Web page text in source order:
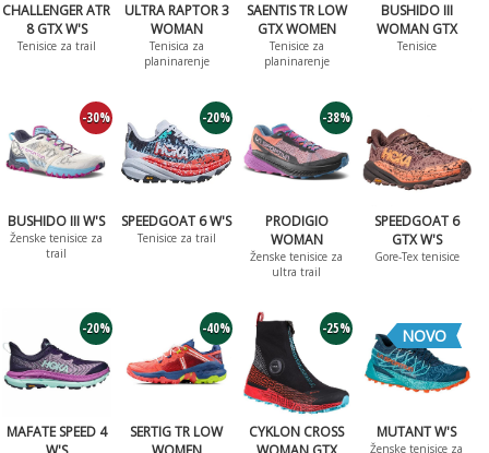
CHALLENGER ATR
8 GTX W'S
Tenisice za trail
ULTRA RAPTOR 3
WOMAN
Tenisica za
planinarenje
SAENTIS TR LOW
GTX WOMEN
Tenisice za
planinarenje
BUSHIDO III
WOMAN GTX
Tenisice
-30%
BUSHIDO III W'S
Ženske tenisice za
trail
-20%
SPEEDGOAT 6 W'S
Tenisice za trail
-38%
PRODIGIO
WOMAN
Ženske tenisice za
ultra trail
SPEEDGOAT 6
GTX W'S
Gore-Tex tenisice
-20%
MAFATE SPEED 4
-40%
SERTIG TR LOW
-25%
CYKLON CROSS
NOVO
MUTANT W'S
Ženske tenisice za